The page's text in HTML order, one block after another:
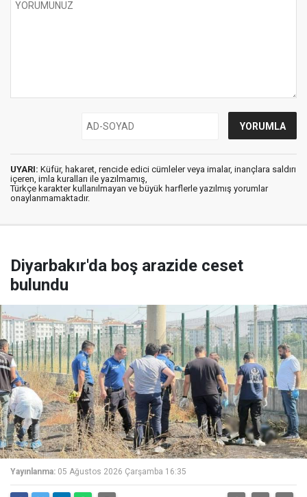
UYARI: Küfür, hakaret, rencide edici cümleler veya imalar, inançlara saldırı
içeren, imla kuralları ile yazılmamış,
Türkçe karakter kullanılmayan ve büyük harflerle yazılmış yorumlar
onaylanmamaktadır.
Diyarbakır'da boş arazide ceset
bulundu
Yayınlanma: 05 Ağustos 2026 Çarşamba 16:35